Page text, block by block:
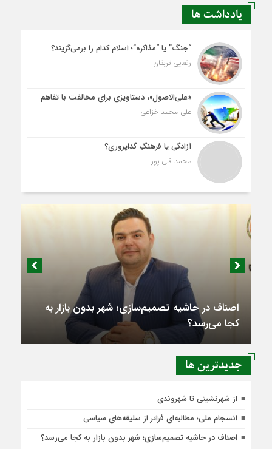
یادداشت ها
“جنگ” یا “مذاکره”؛ اسلام کدام را برمی‌گزیند؟
رضایی تربقان
«علی‌الاصول»، دستاویزی برای مخالفت با تفاهم
علی محمد خزاعی
آزادگی یا فرهنگِ گداپروری؟
محمد قلی پور
اصناف در حاشیه تصمیم‌سازی؛ شهر بدون بازار به
کجا می‌رسد؟
جديدترين ها
از شهرنشینی تا شهروندی
انسجام ملی؛ مطالبه‌ای فراتر از سلیقه‌های سیاسی
اصناف در حاشیه تصمیم‌سازی؛ شهر بدون بازار به کجا می‌رسد؟